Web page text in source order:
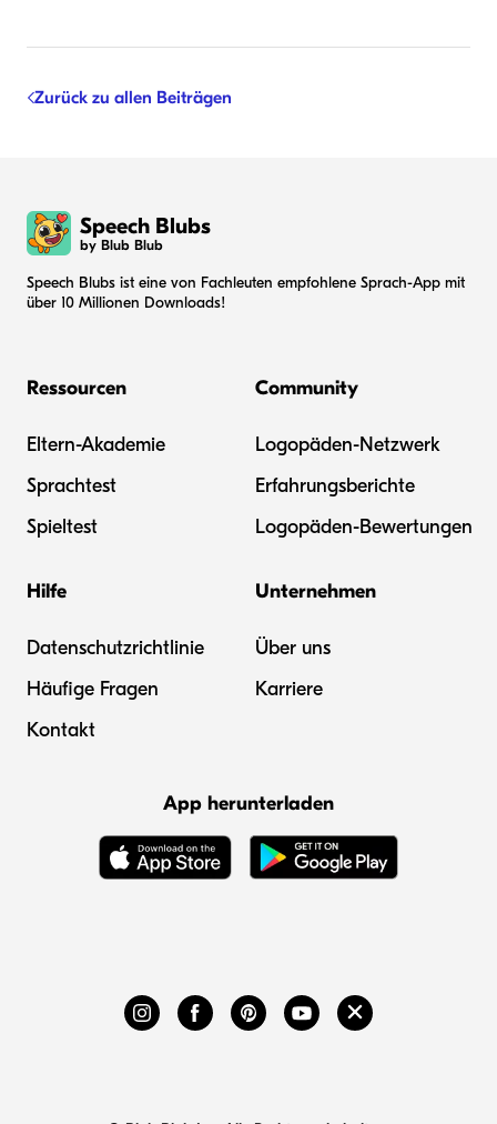
Zurück zu allen Beiträgen
Speech Blubs
by Blub Blub
Speech Blubs ist eine von Fachleuten empfohlene Sprach-App mit
über 10 Millionen Downloads!
Ressourcen
Eltern-Akademie
Sprachtest
Spieltest
Community
Logopäden-Netzwerk
Erfahrungsberichte
Logopäden-Bewertungen
Hilfe
Datenschutzrichtlinie
Häufige Fragen
Kontakt
Unternehmen
Über uns
Karriere
App herunterladen